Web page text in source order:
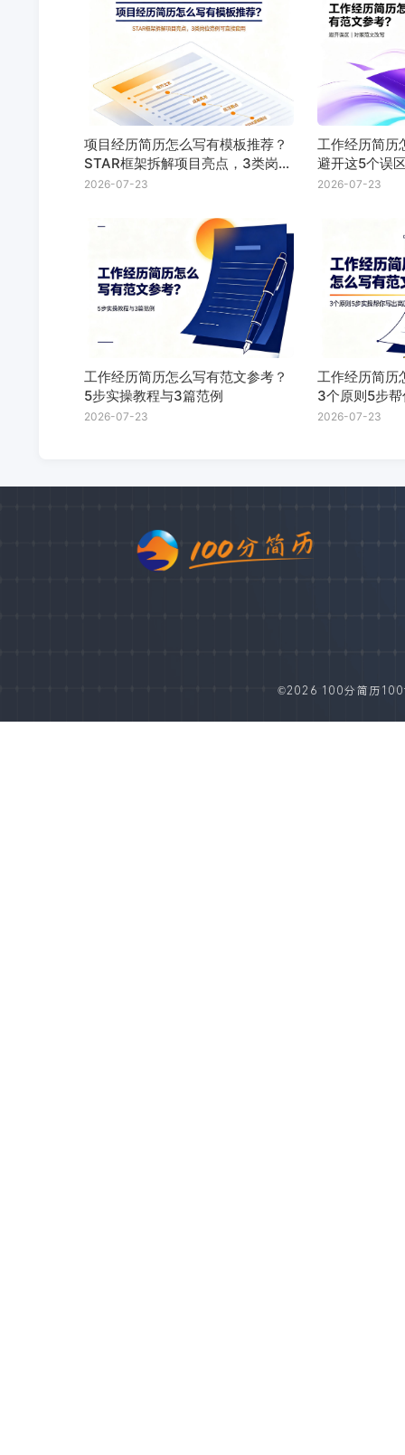
项目经历简历怎么写有模板推荐？
STAR框架拆解项目亮点，3类岗位
范例可直接套用
2026-07-23
工作经历简历
避开这5个误
2026-07-23
工作经历简历怎么写有范文参考？
5步实操教程与3篇范例
2026-07-23
工作经历简历
3个原则5步
2026-07-23
©2026 100分简历